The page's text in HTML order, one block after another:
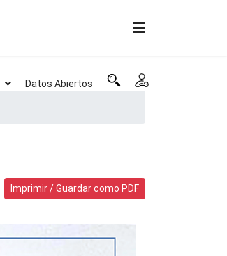
Datos Abiertos
Imprimir / Guardar como PDF